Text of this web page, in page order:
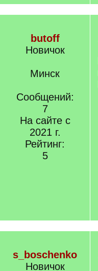
butoff
Новичок
Минск
Сообщений:
7
На сайте с
2021 г.
Рейтинг:
5
s_boschenko
Новичок